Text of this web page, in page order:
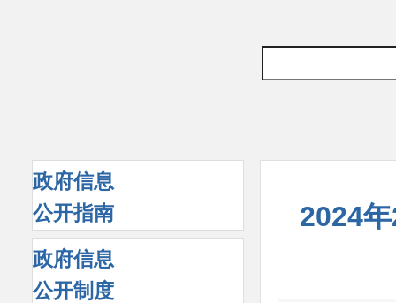
政府信息
公开指南
政府信息
公开制度
2024